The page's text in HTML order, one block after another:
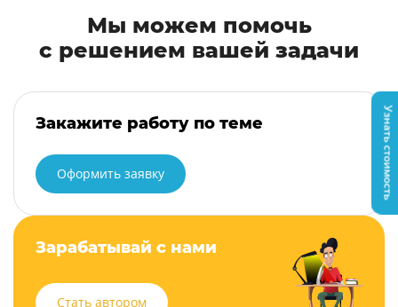
Мы можем помочь
с решением вашей задачи
Закажите работу по теме
Оформить заявку
Зарабатывай с нами
Стать автором
Узнать стоимость